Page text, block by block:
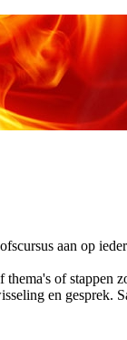
aan op
of stappen
en gesprek.